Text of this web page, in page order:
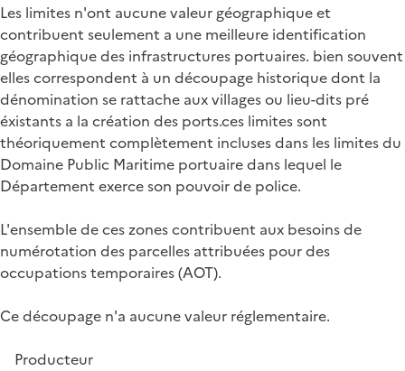
Les limites n'ont aucune valeur géographique et
contribuent seulement a une meilleure identification
géographique des infrastructures portuaires. bien souvent
elles correspondent à un découpage historique dont la
dénomination se rattache aux villages ou lieu-dits pré
éxistants a la création des ports.ces limites sont
théoriquement complètement incluses dans les limites du
Domaine Public Maritime portuaire dans lequel le
Département exerce son pouvoir de police.
L'ensemble de ces zones contribuent aux besoins de
numérotation des parcelles attribuées pour des
occupations temporaires (AOT).
Ce découpage n'a aucune valeur réglementaire.
Producteur